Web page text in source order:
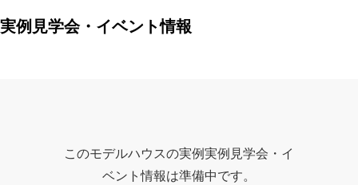
実例見学会・イベント情報
このモデルハウスの実例実例見学会・イ
ベント情報は準備中です。